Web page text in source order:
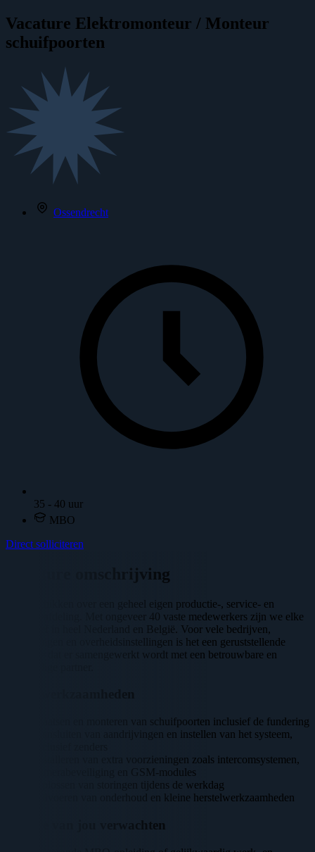
Vacature Elektromonteur / Monteur
schuifpoorten
Ossendrecht
35 - 40 uur
MBO
Direct solliciteren
Vacature omschrijving
Wij beschikken over een geheel eigen productie-, service- en
montageafdeling. Met ongeveer 40 vaste medewerkers zijn we elke
dag actief in heel Nederland en België. Voor vele bedrijven,
verenigingen en overheidsinstellingen is het een geruststellende
gedachte dat er samengewerkt wordt met een betrouwbare en
Plaatsen en monteren van schuifpoorten inclusief de fundering
Aansluiten van aandrijvingen en instellen van het systeem,
Installeren van extra voorzieningen zoals intercomsystemen,
camerabeveiliging en GSM-modules
Oplossen van storingen tijdens de werkdag
Uitvoeren van onderhoud en kleine herstelwerkzaamheden
Wat we van jou verwachten